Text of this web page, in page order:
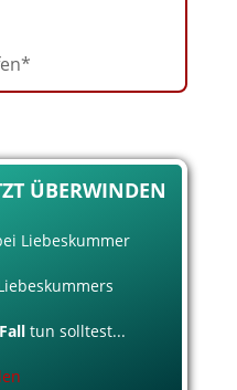
ÜBERWINDEN
Liebeskummer
tun solltest...